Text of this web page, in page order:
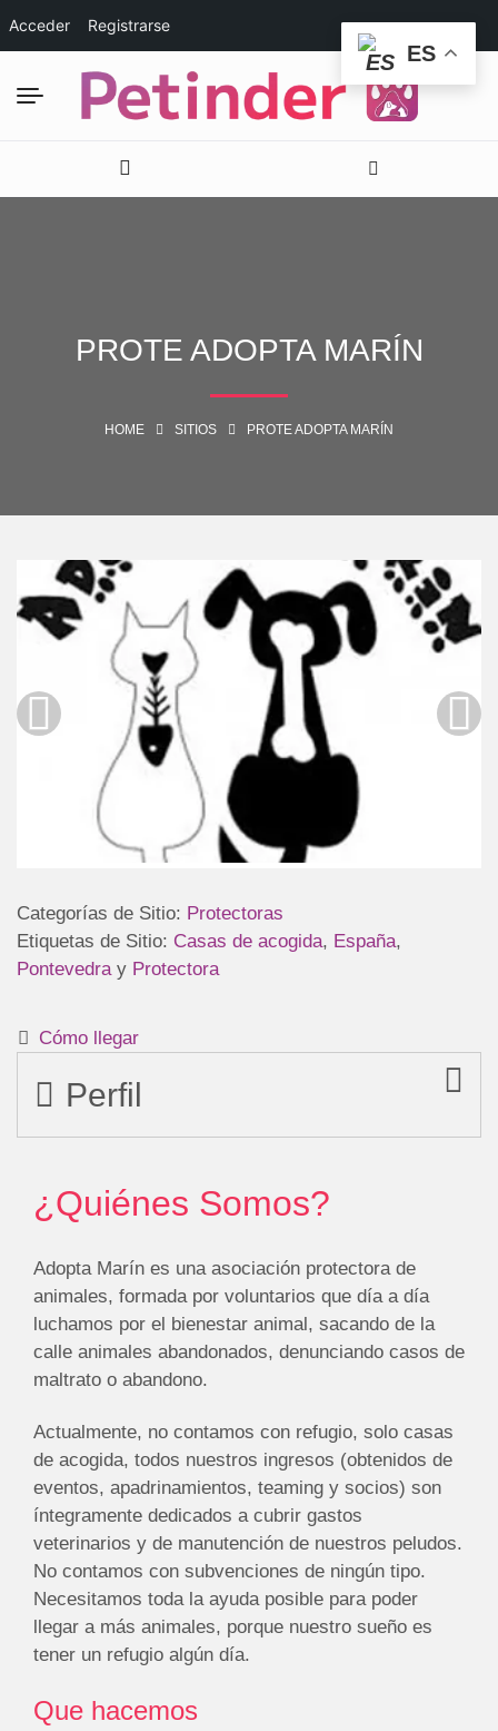
Acceder Registrarse
PROTE ADOPTA MARÍN
HOME SITIOS PROTE ADOPTA MARÍN
Categorías de Sitio: Protectoras
Etiquetas de Sitio: Casas de acogida, España,
Pontevedra y Protectora
Cómo llegar
Perfil
¿Quiénes Somos?
Adopta Marín es una asociación protectora de
animales, formada por voluntarios que día a día
luchamos por el bienestar animal, sacando de la
calle animales abandonados, denunciando casos de
maltrato o abandono.
Actualmente, no contamos con refugio, solo casas
de acogida, todos nuestros ingresos (obtenidos de
eventos, apadrinamientos, teaming y socios) son
íntegramente dedicados a cubrir gastos
veterinarios y de manutención de nuestros peludos.
No contamos con subvenciones de ningún tipo.
Necesitamos toda la ayuda posible para poder
llegar a más animales, porque nuestro sueño es
tener un refugio algún día.
Que hacemos
ES